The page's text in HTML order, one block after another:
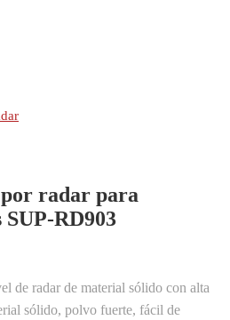
radar para
RD903
de radar de material sólido con alta
sólido, polvo fuerte, fácil de